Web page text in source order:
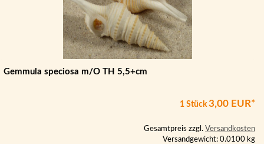
Gemmula speciosa m/O TH 5,5+cm
1 Stück 3,00 EUR*
Gesamtpreis zzgl. Versandkosten
Versandgewicht: 0.0100 kg